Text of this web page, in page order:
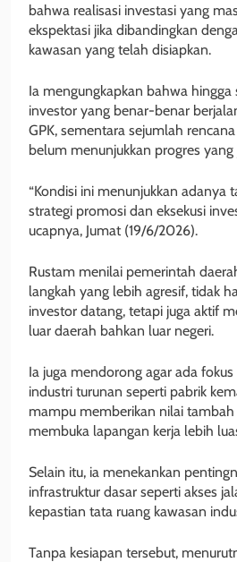
bahwa realisasi investasi yang
ekspektasi jika dibandingkan
kawasan yang telah disiapkan.
Ia mengungkapkan bahwa
investor yang benar-benar
GPK, sementara sejumlah
belum menunjukkan progres yang
“Kondisi ini menunjukkan adanya
strategi promosi dan eksekusi
ucapnya, Jumat (19/6/2026).
Rustam menilai pemerintah
langkah yang lebih agresif, tidak
investor datang, tetapi juga aktif
luar daerah bahkan luar negeri.
Ia juga mendorong agar ada
industri turunan seperti pabrik
mampu memberikan nilai
membuka lapangan kerja lebih
Selain itu, ia menekankan
infrastruktur dasar seperti akses
kepastian tata ruang kawasan
Tanpa kesiapan tersebut,